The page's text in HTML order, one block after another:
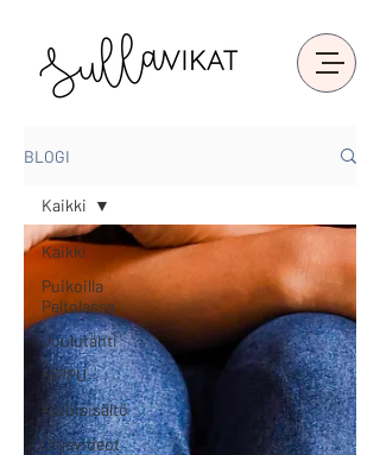
BLOGI
Kaikki
Puikoilla
Peltolassa
Joulutähti
NIPPU
Klubisisältö
Ohjevideot
Kaikki